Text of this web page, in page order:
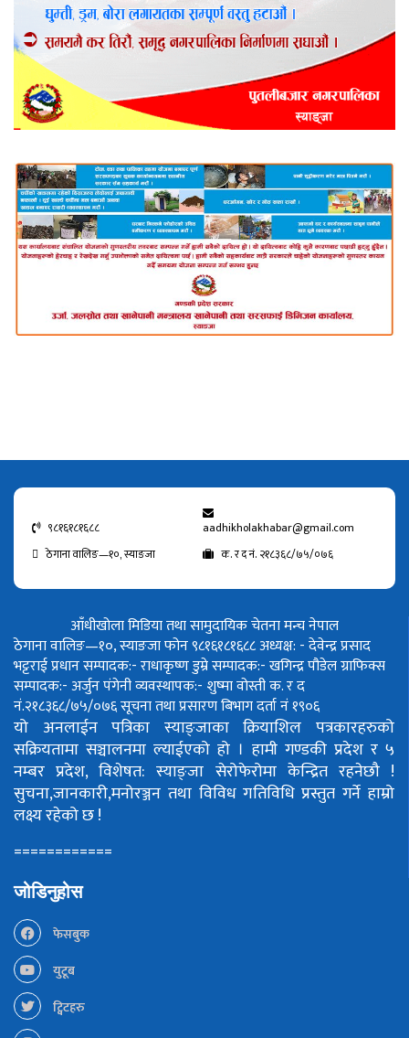
९८१६१८१६८८
aadhikholakhabar@gmail.com
ठेगाना वालिङ—१०, स्याङजा
क. र द नं. २१८३६८/७५/०७६
आँधीखोला मिडिया तथा सामुदायिक चेतना मन्च नेपाल
ठेगाना वालिङ—१०, स्याङजा फोन ९८१६१८१६८८अध्यक्ष: - देवेन्द्र प्रसाद
भट्टराईप्रधान सम्पादक:- राधाकृष्ण डुम्रेसम्पादक:- खगिन्द्र पौडेलग्राफिक्स
सम्पादक:- अर्जुन पंगेनीव्यवस्थापक:- शुष्मा वोस्तीक. र द
नं.२१८३६८/७५/०७६सूचना तथा प्रसारण बिभाग दर्ता नं १९०६
यो अनलाईन पत्रिका स्याङ्जाका क्रियाशिल पत्रकारहरुको
सक्रियतामा सञ्चालनमा ल्याईएको हो । हामी गण्डकी प्रदेश र ५
नम्बर प्रदेश, विशेषत: स्याङ्जा सेरोफेरोमा केन्द्रित रहनेछौ !
सुचना,जानकारी,मनोरञ्जन तथा विविध गतिविधि प्रस्तुत गर्ने हाम्रो
लक्ष्य रहेको छ !
============
जोडिनुहोस
फेसबुक
युटूब
ट्विटहरु